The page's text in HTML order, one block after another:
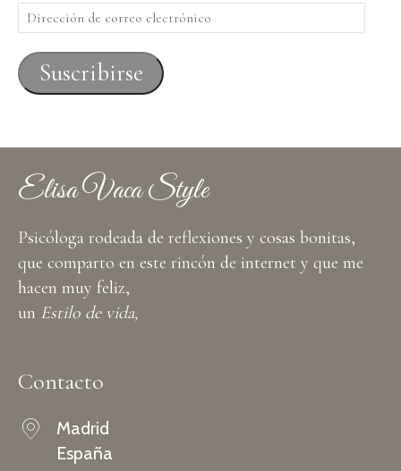
Dirección
de
correo
electrónico
Suscribirse
Elisa Vaca Style
Psicóloga rodeada de reflexiones y cosas bonitas,
que comparto en este rincón de internet y que me
hacen muy feliz,
un Estilo de vida,
Contacto
Madrid
España